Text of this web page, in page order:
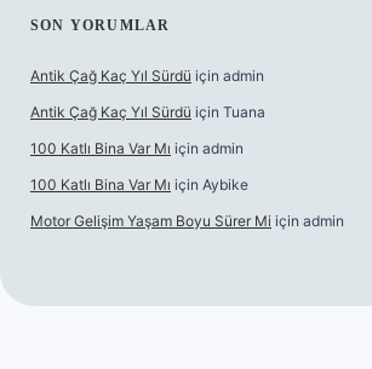
SON YORUMLAR
Antik Çağ Kaç Yıl Sürdü için admin
Antik Çağ Kaç Yıl Sürdü için Tuana
100 Katlı Bina Var Mı için admin
100 Katlı Bina Var Mı için Aybike
Motor Gelişim Yaşam Boyu Sürer Mi için admin